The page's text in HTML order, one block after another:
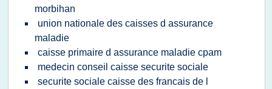
morbihan
union nationale des caisses d assurance
maladie
caisse primaire d assurance maladie cpam
medecin conseil caisse securite sociale
securite sociale caisse des francais de l